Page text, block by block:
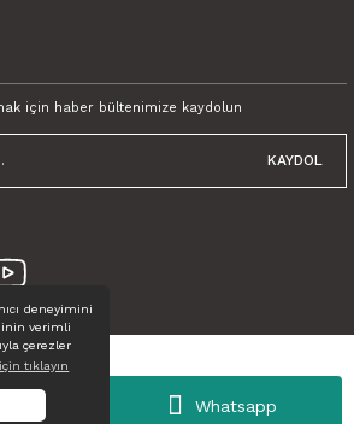
deneyimini
verimli
çerezler
tıklayın
Whatsapp
1.200,00 TL
700,00 TL KDV Dahil
için haber bültenimize kaydolun
KAYDOL
Hakları Saklıdır. © TINK